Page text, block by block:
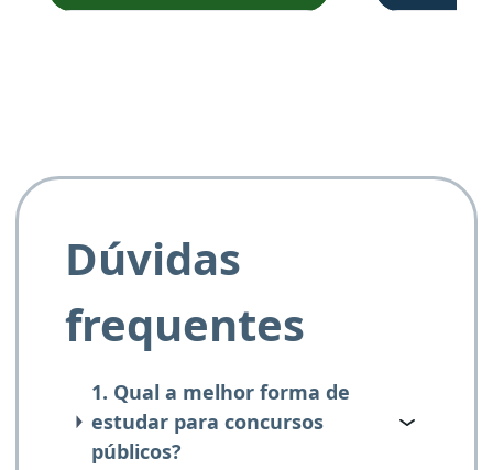
Dúvidas
frequentes
1. Qual a melhor forma de
estudar para concursos
públicos?